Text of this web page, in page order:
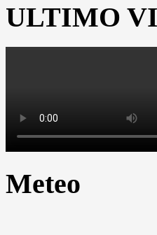
ULTIMO
Meteo